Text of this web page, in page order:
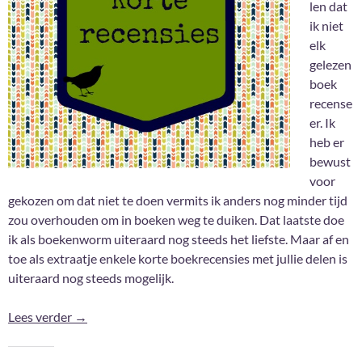
len dat
ik niet
elk
gelezen
boek
recense
er. Ik
heb er
bewust
voor
gekozen om dat niet te doen vermits ik anders nog minder tijd
zou overhouden om in boeken weg te duiken. Dat laatste doe
ik als boekenworm uiteraard nog steeds het liefste. Maar af en
toe als extraatje enkele korte boekrecensies met jullie delen is
uiteraard nog steeds mogelijk.
Lees verder Korte recensies
→